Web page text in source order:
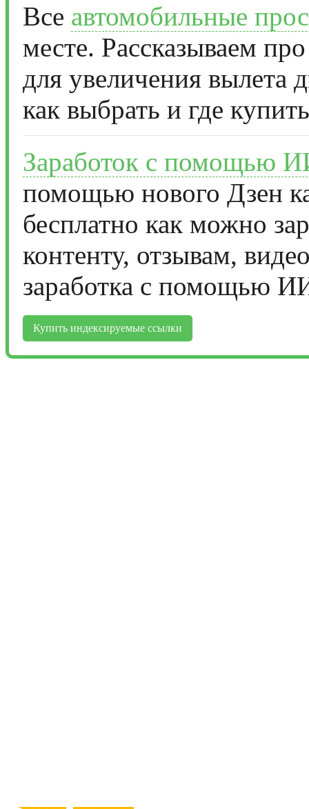
Все автомобильные
месте. Рассказываем
для увеличения вылета
как выбрать и где
Заработок с помощью
помощью нового Дзен
бесплатно как можно
контенту, отзывам,
заработка с помощью
Купить индексируемые ссылки